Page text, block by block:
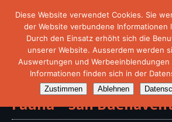
Schutzgebiete für
Fauna – San
Diese Website verwendet Cookies. Sie
der Website verbundene Informationen
Durch den Einsatz erhöht sich die
unserer Website. Ausserdem werden
Auswertungen und
Informationen finden sich in der
Zustimmen Ablehnen